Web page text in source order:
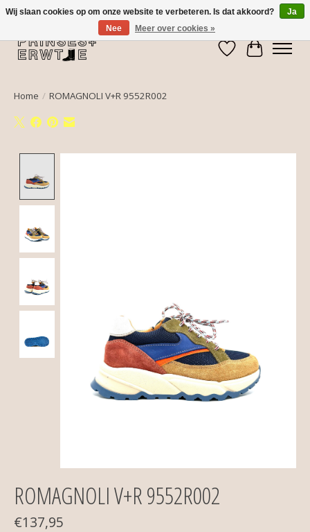
Verlanglijst
Home / ROMAGNOLI V+R 9552R002
ROMAGNOLI V+R 9552R002
€137,95
Wij slaan cookies op om onze website te verbeteren. Is dat akkoord?
Ja
Nee
Meer over cookies »